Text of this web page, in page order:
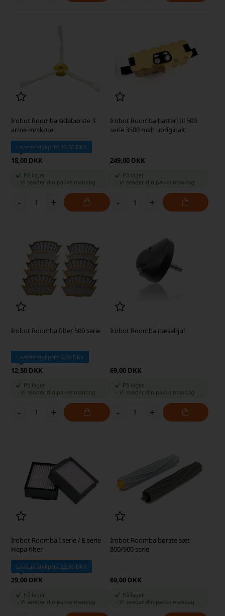
Irobot Roomba sidebørste 3
arme m/skrue
Laveste stykpris: 12,50 DKK
18,00 DKK
På lager
-Vi sender din pakke mandag
- +
Irobot Roomba batteri til 500
serie 3500 mah uoriginalt
249,00 DKK
På lager
Vi sender din pakke mandag
- +
Irobot Roomba filter 500 serie
Laveste stykpris: 6,00 DKK
12,50 DKK
På lager
-Vi sender din pakke mandag
- +
Irobot Roomba næsehjul
69,00 DKK
På lager
Vi sender din pakke mandag
- +
Irobot Roomba I serie / E serie
Hepa filter
Laveste stykpris: 22,50 DKK
29,00 DKK
På lager
-Vi sender din pakke mandag
Irobot Roomba børste sæt
800/900 serie
69,00 DKK
På lager
Vi sender din pakke mandag